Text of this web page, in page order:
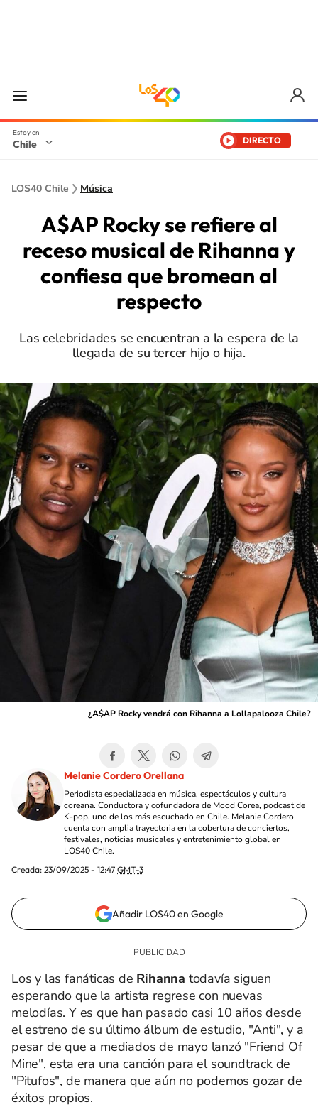
Chile DIRECTO
LOS40 Chile Música
A$AP Rocky se refiere al
receso musical de Rihanna y
confiesa que bromean al
respecto
Las celebridades se encuentran a la espera de la
llegada de su tercer hijo o hija.
¿A$AP Rocky vendrá con Rihanna a Lollapalooza Chile?
Melanie Cordero Orellana
Periodista especializada en música, espectáculos y cultura
coreana. Conductora y cofundadora de Mood Corea, podcast de
K-pop, uno de los más escuchado en Chile. Melanie Cordero
cuenta con amplia trayectoria en la cobertura de conciertos,
festivales, noticias musicales y entretenimiento global en
LOS40 Chile.
Creada: 23/09/2025 - 12:47 GMT-3
Añadir LOS40 en Google
Los y las fanáticas de Rihanna todavía siguen
esperando que la artista regrese con nuevas
melodías. Y es que han pasado casi 10 años desde
el estreno de su último álbum de estudio, "Anti", y a
pesar de que a mediados de mayo lanzó "Friend Of
Mine", esta era una canción para el soundtrack de
"Pitufos", de manera que aún no podemos gozar de
éxitos propios.